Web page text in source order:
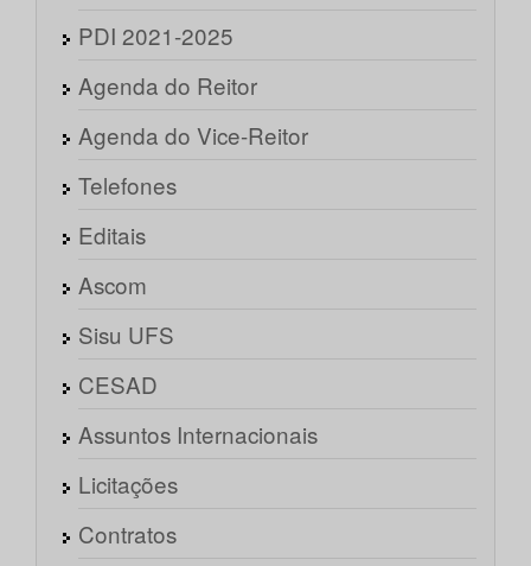
PDI 2021-2025
Agenda do Reitor
Agenda do Vice-Reitor
Telefones
Editais
Ascom
Sisu UFS
CESAD
Assuntos Internacionais
Licitações
Contratos